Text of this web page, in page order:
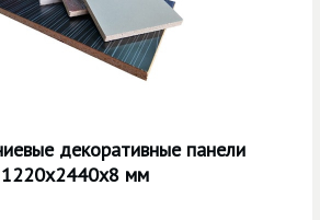
декоративные панели
1220х2440х8 мм